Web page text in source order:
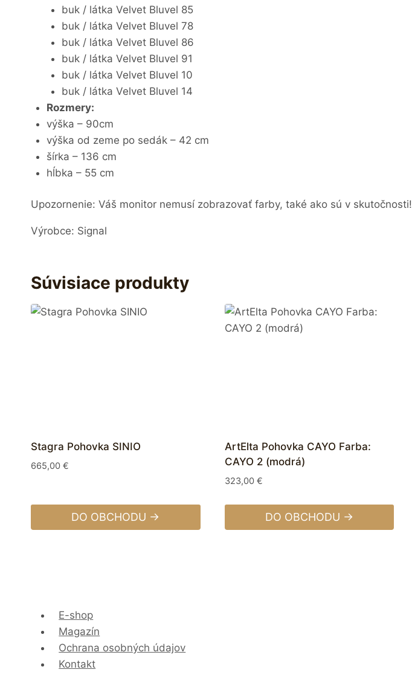
buk / látka Velvet Bluvel 85
buk / látka Velvet Bluvel 78
buk / látka Velvet Bluvel 86
buk / látka Velvet Bluvel 91
buk / látka Velvet Bluvel 10
buk / látka Velvet Bluvel 14
Rozmery:
výška – 90cm
výška od zeme po sedák – 42 cm
šírka – 136 cm
hĺbka – 55 cm
Upozornenie: Váš monitor nemusí zobrazovať farby, také ako sú v skutočnosti!
Výrobce: Signal
Súvisiace produkty
Stagra Pohovka SINIO
665,00 €
DO OBCHODU →
ArtElta Pohovka CAYO Farba:
CAYO 2 (modrá)
323,00 €
DO OBCHODU →
E-shop
Magazín
Ochrana osobných údajov
Kontakt